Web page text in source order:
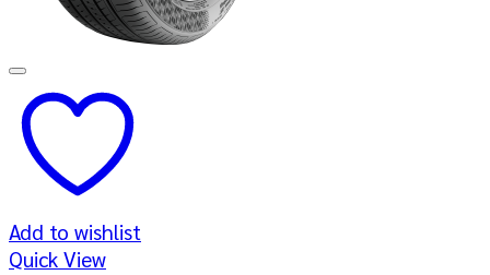
Add to wishlist
Quick View